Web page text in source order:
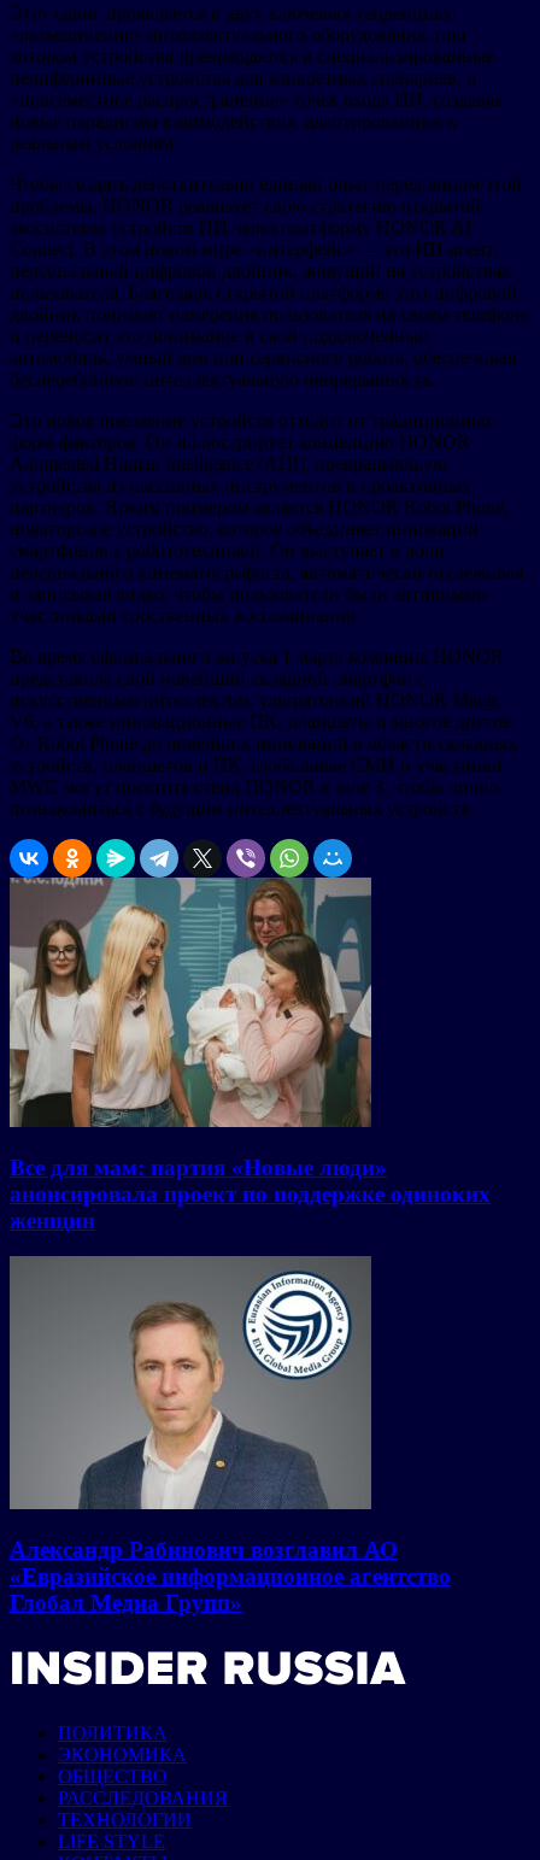
Этот сдвиг проявляется в двух ключевых тенденциях:
«разъединение» интеллектуального оборудования, при
котором устройства превращаются в специализированные
периферийные устройства для конкретных сценариев, и
«повсеместное распространение» точек входа ИИ, создавая
новые парадигмы взаимодействия, адаптированные к
реальным условиям.
Чтобы создать действительно единый опыт перед лицом этой
проблемы, HONOR реализует свою стратегию открытой
экосистемы устройств ИИ через платформу HONOR AI
Connect. В этом новом мире «интерфейс» — это ИИ-агент,
персональный цифровой двойник, живущий на устройствах
пользователя. Благодаря открытой платформе этот цифровой
двойник понимает намерения пользователя на своем телефоне
и переносит это понимание в свой подключенный
автомобиль, умный дом или сервисного робота, обеспечивая
бесперебойную интеллектуальную непрерывность.
Это новое поколение устройств отходит от традиционных
форм-факторов. Он иллюстрирует концепцию HONOR
Augmented Human Intelligence (AHI), превращающую
устройства из пассивных инструментов в проактивных
партнеров. Ярким примером является HONOR Robot Phone,
новаторское устройство, которое объединяет инновации
смартфонов с робототехникой. Он выступает в роли
персонального кинематографиста, автоматически отслеживая
и записывая видео, чтобы пользователи были активными
участниками собственных воспоминаний.
Во время официального запуска 1 марта компания HONOR
представила свой новейший складной смартфон с
искусственным интеллектом, ультратонкий HONOR Magic
V6, а также инновационные ПК, планшеты и многое другое.
От Robot Phone до новейших инноваций в области складных
устройств, планшетов и ПК, глобальные СМИ и участники
MWC могут посетить стенд HONOR в зале 3, чтобы лично
познакомиться с будущим интеллектуальных устройств.
Все для мам: партия «Новые люди»
анонсировала проект по поддержке одиноких
женщин
Александр Рабинович возглавил АО
«Евразийское информационное агентство
Глобал Медиа Групп»
ПОЛИТИКА
ЭКОНОМИКА
ОБЩЕСТВО
РАССЛЕДОВАНИЯ
ТЕХНОЛОГИИ
LIFE STYLE